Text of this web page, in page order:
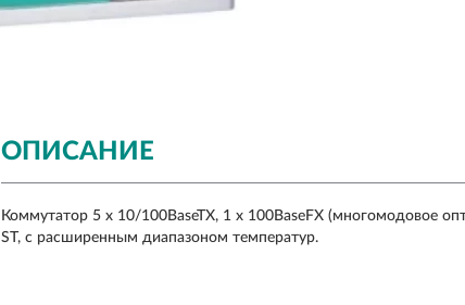
ОПИСАНИЕ
Коммутатор 5 x 10/100BaseTX, 1 x 100BaseFX (многомодовое
ST, с расширенным диапазоном температур.